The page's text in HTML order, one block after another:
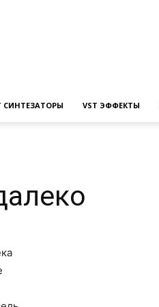
СИНТЕЗАТОРЫ VST ЭФФЕКТЫ